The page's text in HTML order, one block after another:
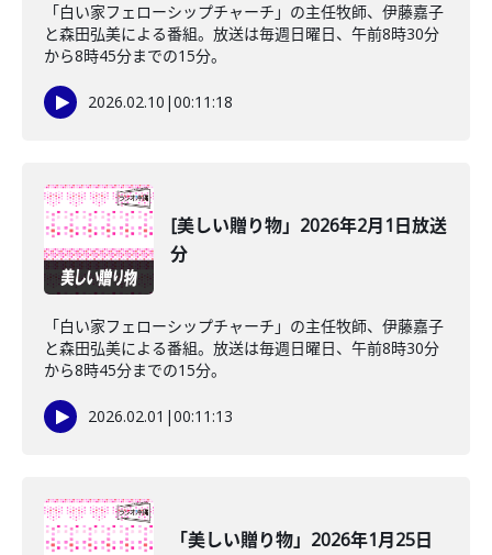
「白い家フェローシップチャーチ」の主任牧師、伊藤嘉子
と森田弘美による番組。放送は毎週日曜日、午前8時30分
から8時45分までの15分。
2026.02.10 |00:11:18
[美しい贈り物」2026年2月1日放送
分
「白い家フェローシップチャーチ」の主任牧師、伊藤嘉子
と森田弘美による番組。放送は毎週日曜日、午前8時30分
から8時45分までの15分。
2026.02.01 |00:11:13
「美しい贈り物」2026年1月25日